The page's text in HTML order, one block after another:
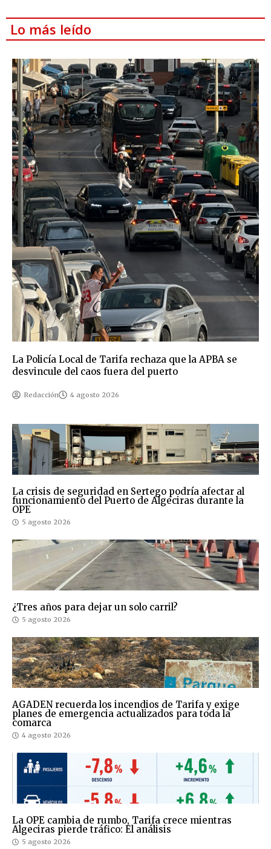
Lo más leído
La Policía Local de Tarifa rechaza que la APBA se
desvincule del caos fuera del puerto
Redacción 4 agosto 2026
La crisis de seguridad en Sertego podría afectar al
funcionamiento del Puerto de Algeciras durante la
OPE
5 agosto 2026
¿Tres años para dejar un solo carril?
5 agosto 2026
AGADEN recuerda los incendios de Tarifa y exige
planes de emergencia actualizados para toda la
comarca
4 agosto 2026
La OPE cambia de rumbo, Tarifa crece mientras
Algeciras pierde tráfico: El análisis
5 agosto 2026